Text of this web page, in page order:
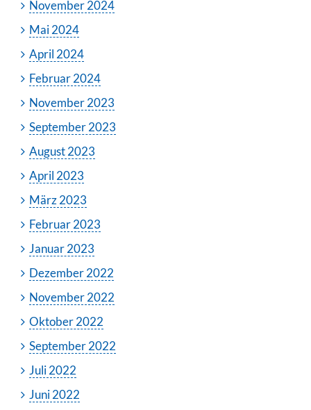
November 2024
Mai 2024
April 2024
Februar 2024
November 2023
September 2023
August 2023
April 2023
März 2023
Februar 2023
Januar 2023
Dezember 2022
November 2022
Oktober 2022
September 2022
Juli 2022
Juni 2022